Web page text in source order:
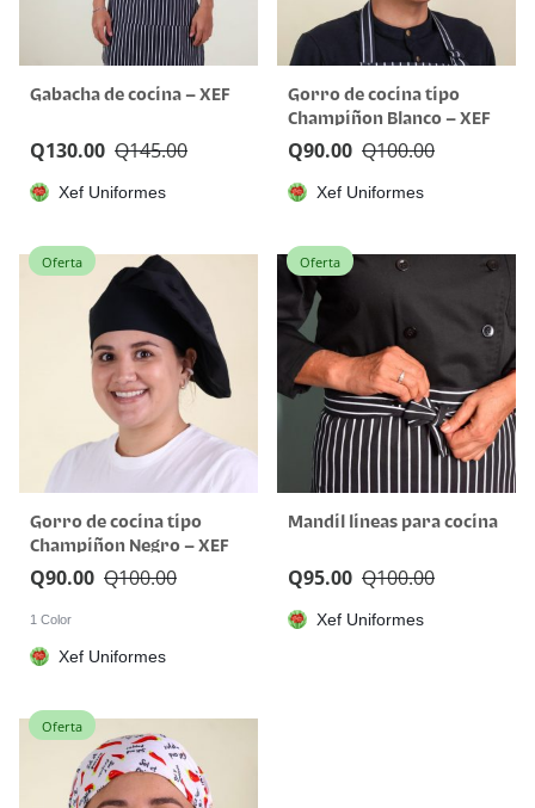
Gabacha de cocina – XEF
Q145.00
Q130.00
Xef Uniformes
Gorro de cocina tipo
Champiñon Blanco – XEF
Q100.00
Q90.00
Xef Uniformes
Oferta
Gorro de cocina tipo
Champiñon Negro – XEF
Q100.00
Q90.00
1 Color
Xef Uniformes
Oferta
Mandil lineas para cocina
Q100.00
Q95.00
Xef Uniformes
Oferta